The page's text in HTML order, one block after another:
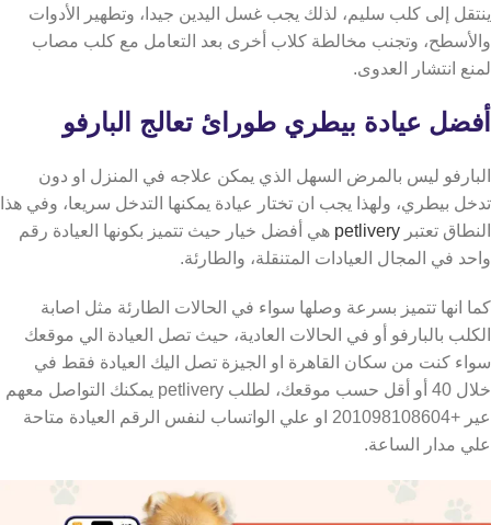
ينتقل إلى كلب سليم، لذلك يجب غسل اليدين جيدا، وتطهير الأدوات
والأسطح، وتجنب مخالطة كلاب أخرى بعد التعامل مع كلب مصاب
لمنع انتشار العدوى.
أفضل عيادة بيطري طورائ تعالج البارفو
البارفو ليس بالمرض السهل الذي يمكن علاجه في المنزل او دون
تدخل بيطري، ولهذا يجب ان تختار عيادة يمكنها التدخل سريعا، وفي هذا
النطاق تعتبر petlivery هي أفضل خيار حيث تتميز بكونها العيادة رقم
واحد في المجال العيادات المتنقلة، والطارئة.
كما انها تتميز بسرعة وصلها سواء في الحالات الطارئة مثل اصابة
الكلب بالبارفو أو في الحالات العادية، حيث تصل العيادة الي موقعك
سواء كنت من سكان القاهرة او الجيزة تصل اليك العيادة فقط في
خلال 40 أو أقل حسب موقعك،
لطلب petlivery يمكنك التواصل معهم
عير +201098108604 او علي الواتساب لنفس الرقم العيادة متاحة
علي مدار الساعة.